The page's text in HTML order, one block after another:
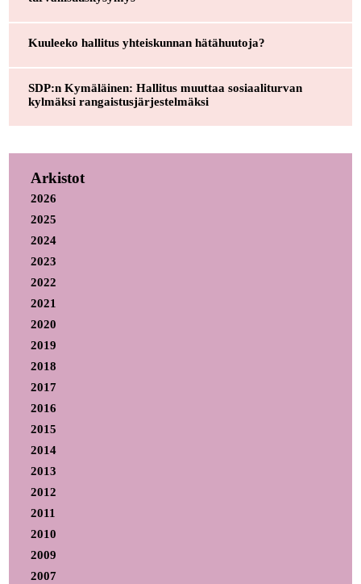
Kuuleeko hallitus yhteiskunnan hätähuutoja?
SDP:n Kymäläinen: Hallitus muuttaa sosiaaliturvan
kylmäksi rangaistusjärjestelmäksi
Arkistot
2026
2025
2024
2023
2022
2021
2020
2019
2018
2017
2016
2015
2014
2013
2012
2011
2010
2009
2007